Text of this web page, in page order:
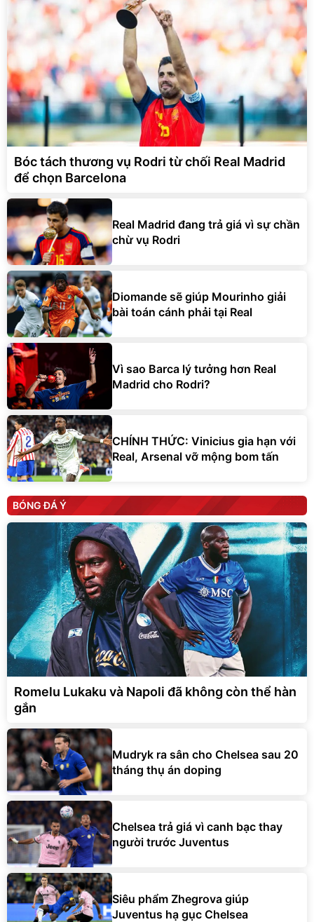
Bóc tách thương vụ Rodri từ chối Real Madrid
để chọn Barcelona
Real Madrid đang trả giá vì sự chần
chừ vụ Rodri
Diomande sẽ giúp Mourinho giải
bài toán cánh phải tại Real
Vì sao Barca lý tưởng hơn Real
Madrid cho Rodri?
CHÍNH THỨC: Vinicius gia hạn với
Real, Arsenal vỡ mộng bom tấn
BÓNG ĐÁ Ý
Romelu Lukaku và Napoli đã không còn thể hàn
gắn
Mudryk ra sân cho Chelsea sau 20
tháng thụ án doping
Chelsea trả giá vì canh bạc thay
người trước Juventus
Siêu phẩm Zhegrova giúp
Juventus hạ gục Chelsea